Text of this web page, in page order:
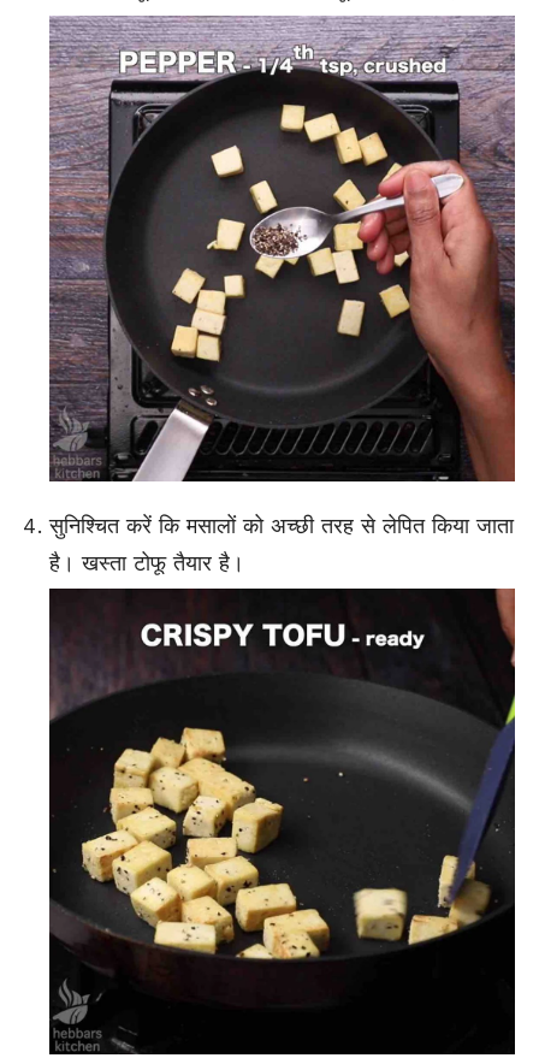
सुनिश्चित करें कि मसालों को अच्छी तरह से लेपित किया जाता
है। खस्ता टोफू तैयार है।